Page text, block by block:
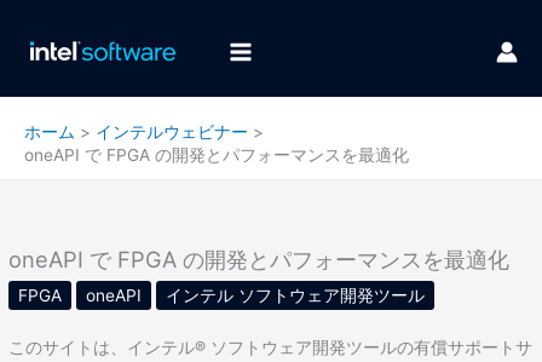
ホーム
インテルウェビナー
oneAPI で FPGA の開発とパフォーマンスを最適化
oneAPI で FPGA の開発とパフォーマンスを最適化
FPGA oneAPI インテル ソフトウェア開発ツール
このサイトは、インテル® ソフトウェア開発ツールの有償サポートサ